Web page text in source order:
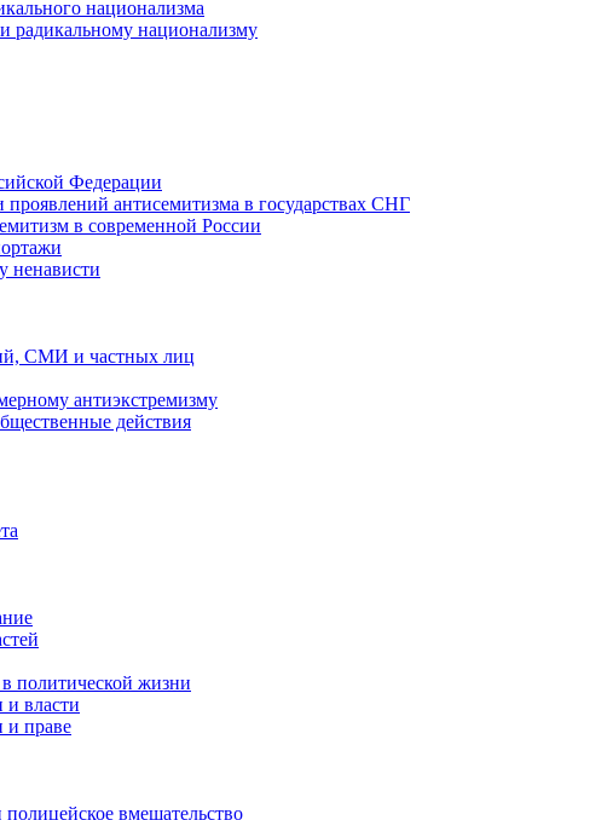
национализма
радикальному национализму
Федерации
антисемитизма в государствах СНГ
в современной России
ненависти
СМИ и частных лиц
антиэкстремизму
действия
политической жизни
и власти
и праве
вмешательство